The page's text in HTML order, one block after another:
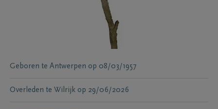
Geboren te Antwerpen op 08/03/1957
Overleden te Wilrijk op 29/06/2026